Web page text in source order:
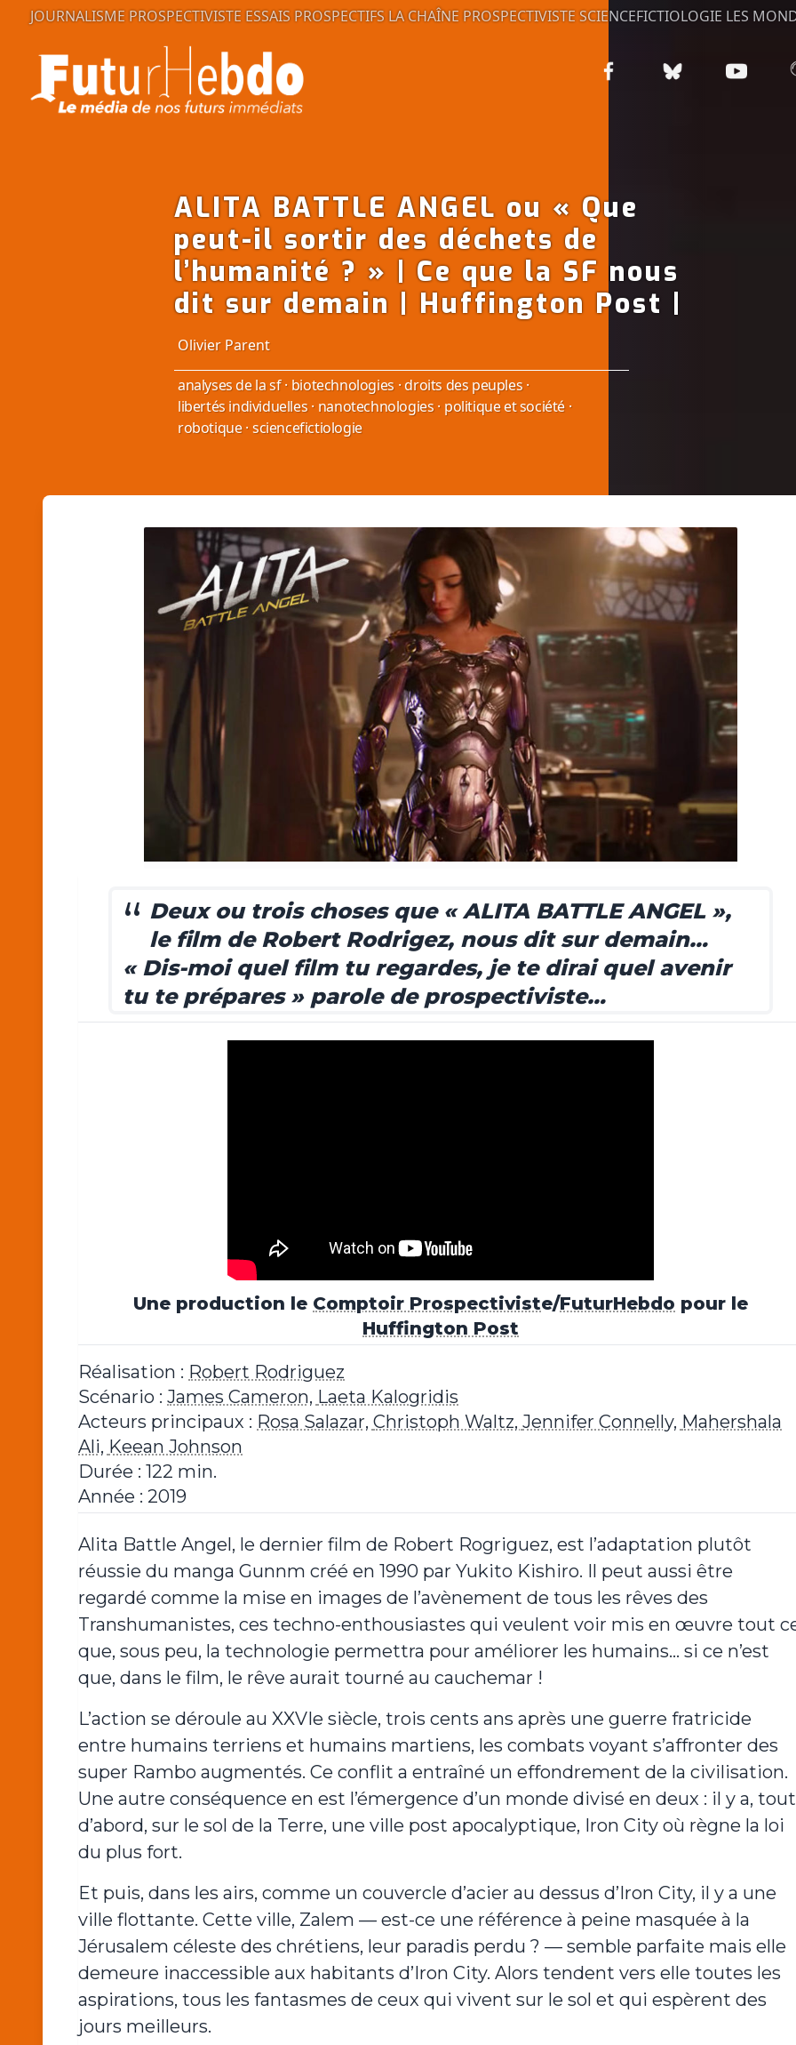
JOURNALISME PROSPECTIVISTE ESSAIS PROSPECTIFSLA CHAÎNE PROSPECTIVISTE SCIENCEFICTIOLOGIE LES
ALITA BATTLE ANGEL ou « Que
peut-il sortir des déchets de
l’humanité ? » | Ce que la SF nous
dit sur demain | Huffington Post |
Olivier Parent
analyses de la sf · biotechnologies ·droits des peuples ·
libertés individuelles · nanotechnologies · politique et société ·
robotique ·sciencefictiologie
Deux ou trois choses que « ALITA BATTLE ANGEL »,
le film de Robert Rodrigez, nous dit sur demain…
« Dis-moi quel film tu regardes, je te dirai quel avenir
tu te prépares » parole de prospectiviste…
Une production le Comptoir Prospectiviste/FuturHebdo pour le
Huffington Post
Réalisation : Robert Rodriguez
Scénario : James Cameron, Laeta Kalogridis
Acteurs principaux : Rosa Salazar, Christoph Waltz, Jennifer Connelly, Mahershala
Ali, Keean Johnson
Durée : 122 min.
Année : 2019
Alita Battle Angel, le dernier film de Robert Rogriguez, est l’adaptation plutôt
réussie du manga Gunnm créé en 1990 par Yukito Kishiro. Il peut aussi être
regardé comme la mise en images de l’avènement de tous les rêves des
Transhumanistes, ces techno-enthousiastes qui veulent voir mis en œuvre tout
que, sous peu, la technologie permettra pour améliorer les humains… si ce n’est
que, dans le film, le rêve aurait tourné au cauchemar !
L’action se déroule au XXVIe siècle, trois cents ans après une guerre fratricide
entre humains terriens et humains martiens, les combats voyant s’affronter des
super Rambo augmentés. Ce conflit a entraîné un effondrement de la civilisation.
Une autre conséquence en est l’émergence d’un monde divisé en deux : il y a, tout
d’abord, sur le sol de la Terre, une ville post apocalyptique, Iron City où règne la loi
du plus fort.
Et puis, dans les airs, comme un couvercle d’acier au dessus d’Iron City, il y a une
ville flottante. Cette ville, Zalem — est-ce une référence à peine masquée à la
Jérusalem céleste des chrétiens, leur paradis perdu ? — semble parfaite mais elle
demeure inaccessible aux habitants d’Iron City. Alors tendent vers elle toutes les
aspirations, tous les fantasmes de ceux qui vivent sur le sol et qui espèrent des
jours meilleurs.